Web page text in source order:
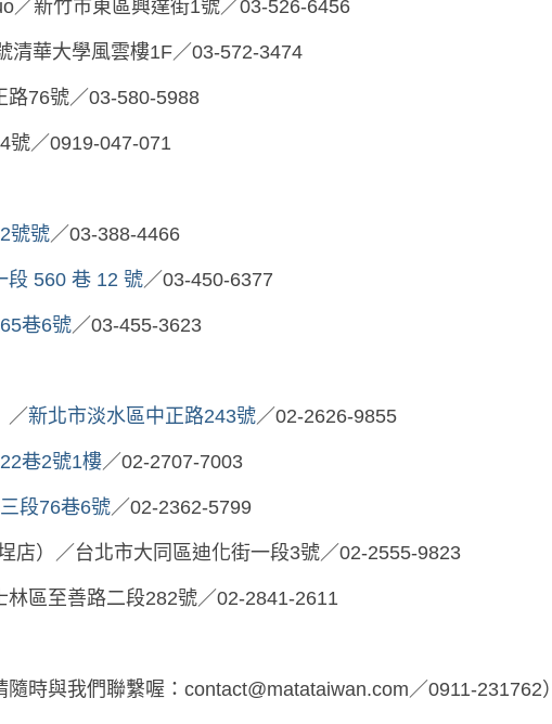
／新竹市東區興達街1號／03-526-6456
清華大學風雲樓1F／03-572-3474
路76號／03-580-5988
號／0919-047-071
號號／03-388-4466
段 560 巷 12 號／03-450-6377
巷6號／03-455-3623
／新北市淡水區中正路243號／02-2626-9855
巷2號1樓／02-2707-7003
段76巷6號／02-2362-5799
店）／台北市大同區迪化街一段3號／02-2555-9823
區至善路二段282號／02-2841-2611
隨時與我們聯繫喔： contact@matataiwan.com／0911-231762）